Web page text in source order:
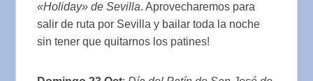
«Holiday» de Sevilla. Aprovecharemos para
salir de ruta por Sevilla y bailar toda la noche
sin tener que quitarnos los patines!